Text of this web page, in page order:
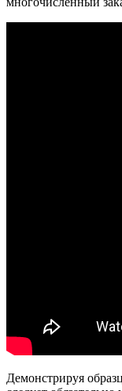
Демонстрируя